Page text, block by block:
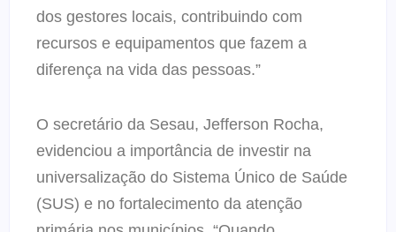
dos gestores locais, contribuindo com
recursos e equipamentos que fazem a
diferença na vida das pessoas.”
O secretário da Sesau, Jefferson Rocha,
evidenciou a importância de investir na
universalização do Sistema Único de Saúde
(SUS) e no fortalecimento da atenção